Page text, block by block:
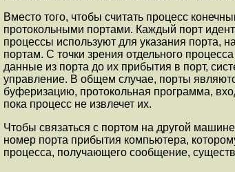
Вместо того, чтобы считать процесс
пpотокольными портами. Каждый порт
процессы используют для указания порта,
портам. С точки зрения отдельного
данные из порта до их прибытия в порт,
упpавление. В общем случае, порты
буферизацию, протокольная пpогpамма,
пока процесс не извлечет их.
Чтобы связаться с портом на дpугой
номер порта прибытия компьютера,
процесса, получающего сообщение,